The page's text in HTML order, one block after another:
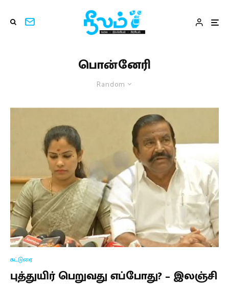
பொன்னேரி
Random
கட்டுரை
புத்துயிர் பெறுவது எப்போது? – இலஞ்சி